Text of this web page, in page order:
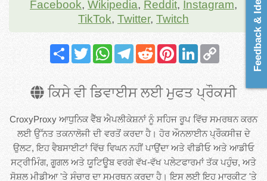
Facebook, Wikipedia, Reddit, Instagram,
TikTok, Twitter, Twitch
Share TwitterWhatsAppTelegramRedditPinterestLinkedIn
ਕਿਸੇ ਵੀ ਡਿਵਾਈਸ ਲਈ ਮੁਫਤ ਪ੍ਰੌਕਸੀ
CroxyProxy ਆਧੁਨਿਕ ਵੈੱਬ ਐਪਲੀਕੇਸ਼ਨਾਂ ਨੂੰ ਸਹਿਜ ਰੂਪ ਵਿੱਚ ਸਮਰਥਨ ਕਰਨ
ਲਈ ਉੱਨਤ ਤਕਨਾਲੋਜੀ ਦੀ ਵਰਤੋਂ ਕਰਦਾ ਹੈ। ਹੋਰ ਔਨਲਾਈਨ ਪ੍ਰੌਕਸੀਜ਼ ਦੇ
ਉਲਟ, ਇਹ ਵੈਬਸਾਈਟਾਂ ਵਿੱਚ ਵਿਘਨ ਨਹੀਂ ਪਾਉਂਦਾ ਅਤੇ ਵੀਡੀਓ ਅਤੇ ਆਡੀਓ
ਸਟ੍ਰੀਮਿੰਗ, ਗੂਗਲ ਅਤੇ ਯੂਟਿਊਬ ਵਰਗੇ ਵੱਖ-ਵੱਖ ਪਲੇਟਫਾਰਮਾਂ ਤੱਕ ਪਹੁੰਚ, ਅਤੇ
ਸੋਸ਼ਲ ਮੀਡੀਆ 'ਤੇ ਸੰਚਾਰ ਦਾ ਸਮਰਥਨ ਕਰਦਾ ਹੈ। ਇਸ ਲਈ ਇਹ ਮਾਰਕੀਟ 'ਤੇ
Feedback & Ideas